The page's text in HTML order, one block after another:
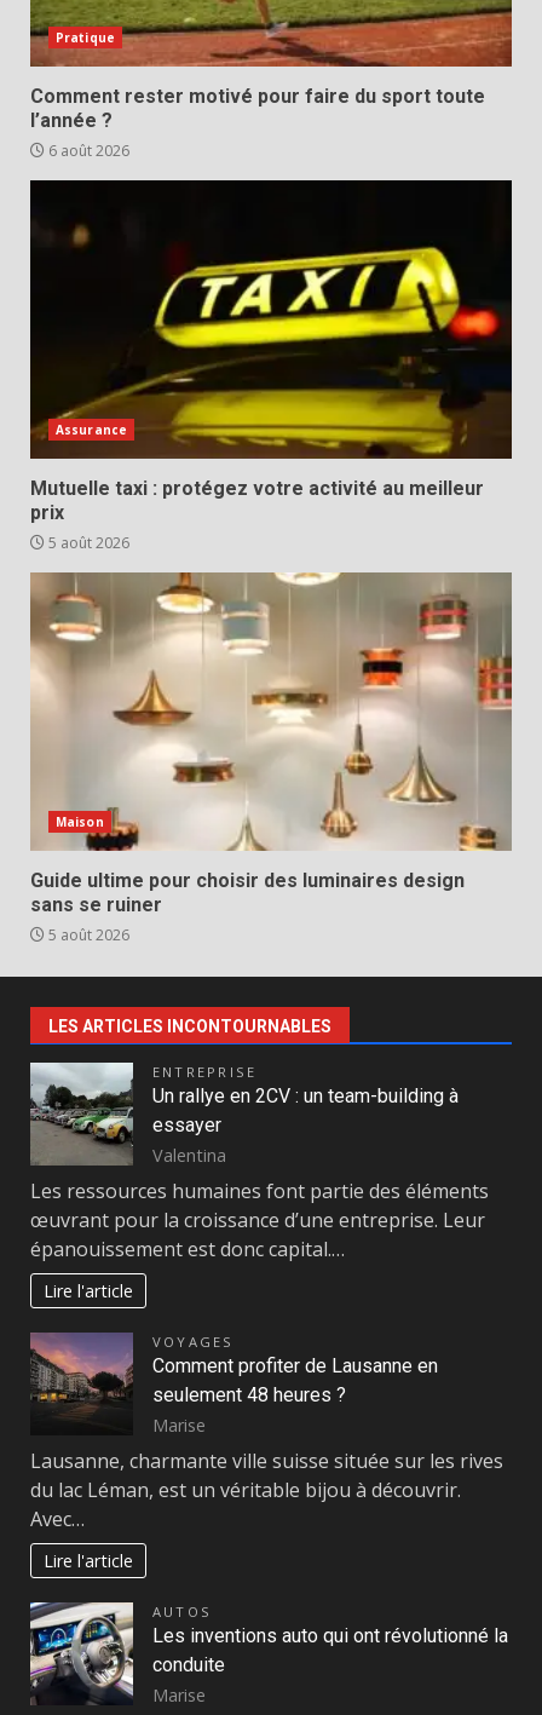
Pratique
Comment rester motivé pour faire du sport toute
l’année ?
6 août 2026
Assurance
Mutuelle taxi : protégez votre activité au meilleur
prix
5 août 2026
Maison
Guide ultime pour choisir des luminaires design
sans se ruiner
5 août 2026
LES ARTICLES INCONTOURNABLES
ENTREPRISE
Un rallye en 2CV : un team-building à
essayer
Valentina
Les ressources humaines font partie des éléments
œuvrant pour la croissance d’une entreprise. Leur
épanouissement est donc capital.…
Lire l'article
VOYAGES
Comment profiter de Lausanne en
seulement 48 heures ?
Marise
Lausanne, charmante ville suisse située sur les rives
du lac Léman, est un véritable bijou à découvrir.
Avec…
Lire l'article
AUTOS
Les inventions auto qui ont révolutionné la
conduite
Marise